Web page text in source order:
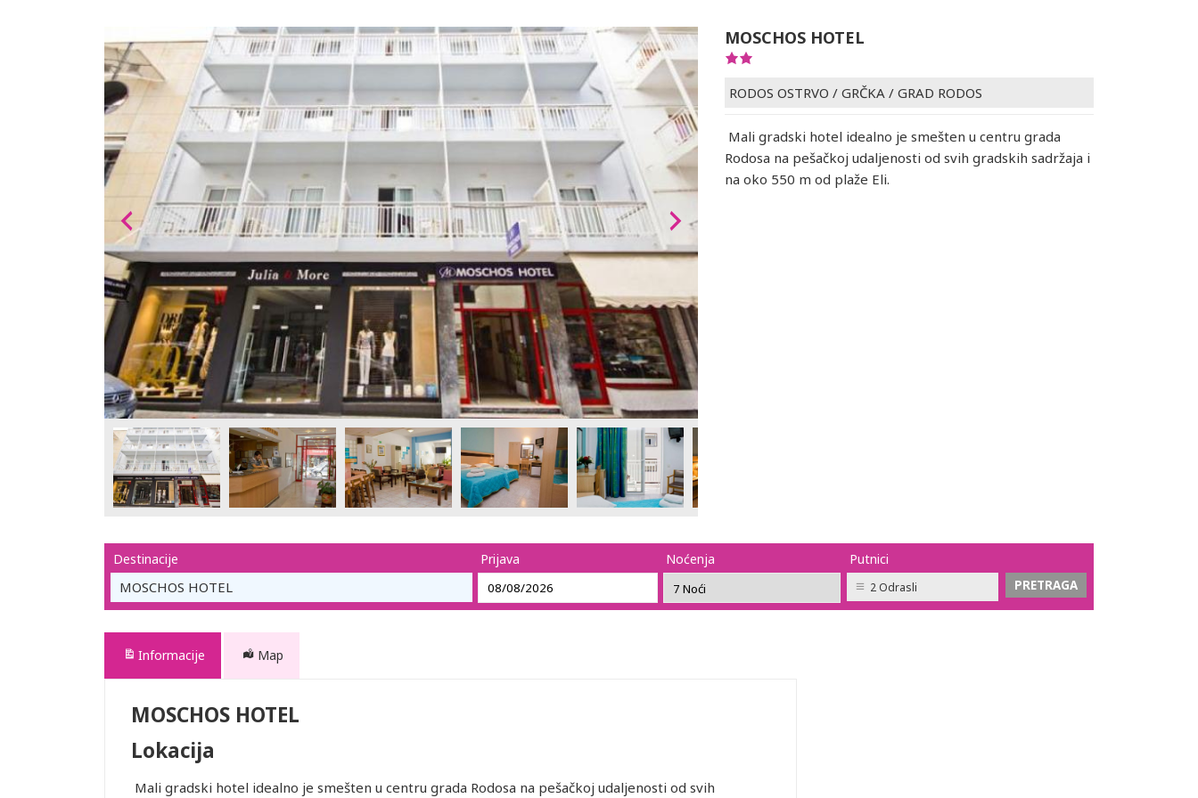
MOSCHOS HOTEL
RODOS OSTRVO / GRČKA / GRAD RODOS
Mali gradski hotel idealno je smešten u centru grada
Rodosa na pešačkoj udaljenosti od svih gradskih sadržaja i
na oko 550 m od plaže Eli.
Destinacije
MOSCHOS HOTEL
Prijava Noćenja Putnici
2 Odrasli
Informacije Map
MOSCHOS HOTEL
Lokacija
Mali gradski hotel idealno je smešten u centru grada Rodosa na pešačkoj udaljenosti od svih